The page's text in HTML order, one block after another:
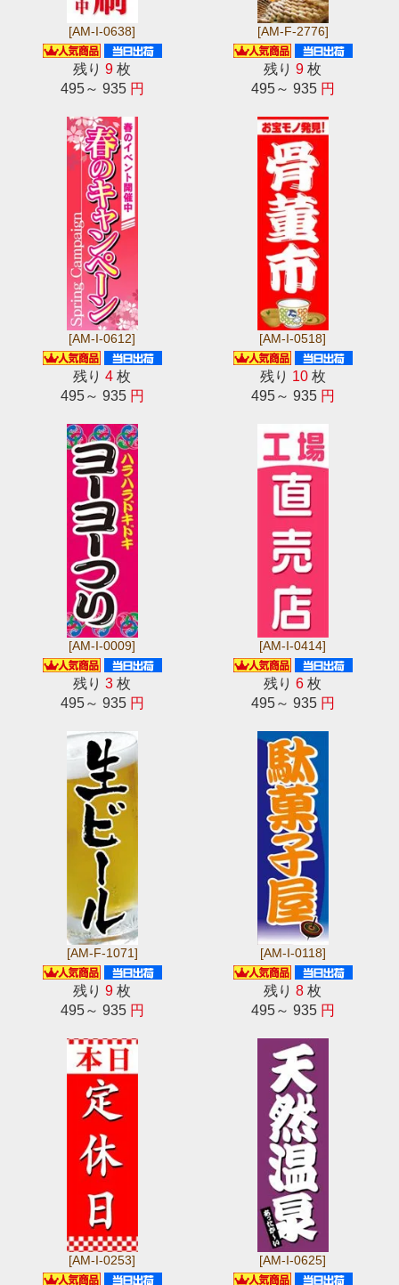
[AM-I-0638]
残り9 枚
495～ 935 円
[AM-F-2776]
残り9 枚
495～ 935 円
[AM-I-0612]
残り4 枚
495～ 935 円
[AM-I-0518]
残り 10枚
495～ 935 円
[AM-I-0009]
残り3 枚
495～ 935 円
[AM-I-0414]
残り6 枚
495～ 935 円
[AM-F-1071]
残り9 枚
495～ 935 円
[AM-I-0118]
残り8 枚
495～ 935 円
[AM-I-0253] [AM-I-0625]